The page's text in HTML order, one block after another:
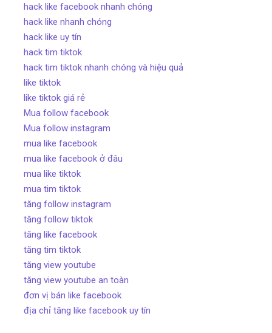
hack like facebook nhanh chóng
hack like nhanh chóng
hack like uy tín
hack tim tiktok
hack tim tiktok nhanh chóng và hiệu quả
like tiktok
like tiktok giá rẻ
Mua follow facebook
Mua follow instagram
mua like facebook
mua like facebook ở đâu
mua like tiktok
mua tim tiktok
tăng follow instagram
tăng follow tiktok
tăng like facebook
tăng tim tiktok
tăng view youtube
tăng view youtube an toàn
đơn vị bán like facebook
địa chỉ tăng like facebook uy tín